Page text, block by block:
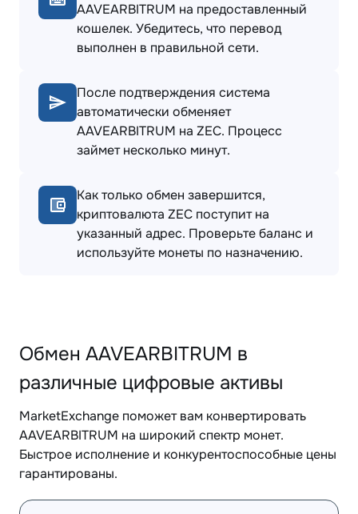
AAVEARBITRUM на предоставленный
кошелек. Убедитесь, что перевод
выполнен в правильной сети.
После подтверждения система
автоматически обменяет
AAVEARBITRUM на ZEC. Процесс
займет несколько минут.
Как только обмен завершится,
криптовалюта ZEC поступит на
указанный адрес. Проверьте баланс и
используйте монеты по назначению.
Обмен AAVEARBITRUM в
различные цифровые активы
MarketExchange поможет вам конвертировать
AAVEARBITRUM на широкий спектр монет.
Быстрое исполнение и конкурентоспособные цены
гарантированы.